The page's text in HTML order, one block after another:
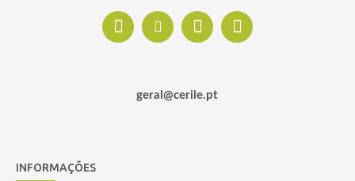
geral@cerile.pt
INFORMAÇÕES